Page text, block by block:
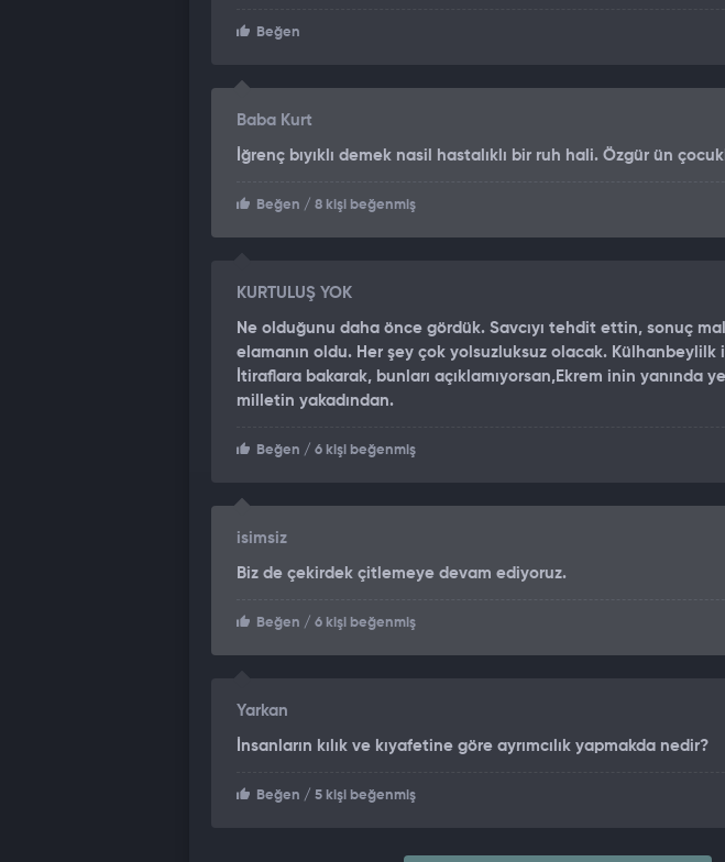
Beğen
Baba Kurt
İğrenç bıyıklı demek nasil hastalıklı bir ruh hali. Özgür ün
Beğen / 8 kişi beğenmiş
KURTULUŞ YOK
Ne olduğunu daha önce gördük. Savcıyı tehdit ettin, sonuç
elamanın oldu. Her şey çok yolsuzluksuz olacak. Külhanbeylilk
İtiraflara bakarak, bunları açıklamıyorsan,Ekrem inin yanında
milletin yakadından.
Beğen / 6 kişi beğenmiş
isimsiz
Biz de çekirdek çitlemeye devam ediyoruz.
Beğen / 6 kişi beğenmiş
Yarkan
İnsanların kılık ve kıyafetine göre ayrımcılık yapmakda nedir?
Beğen / 5 kişi beğenmiş